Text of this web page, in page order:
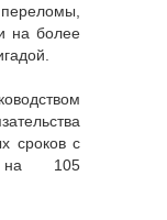
на более
сроков с
на 105